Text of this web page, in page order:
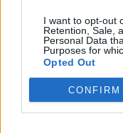
I want to opt-out
Retention, Sale,
Personal Data
Purposes for
Opted Out
CONFIRM
Ugniagesiai dėl